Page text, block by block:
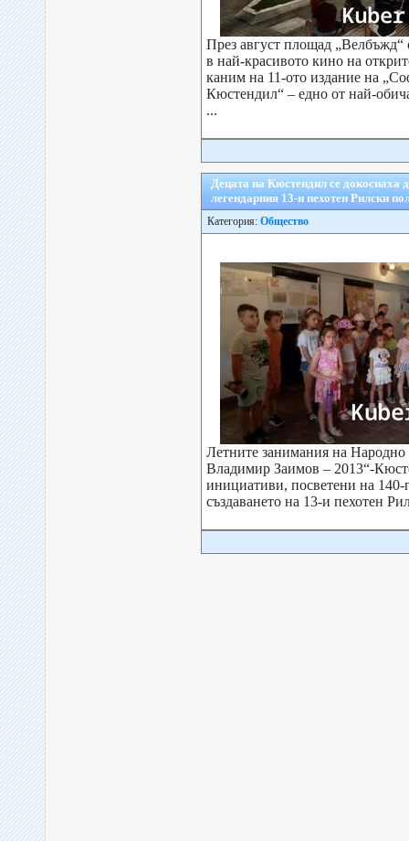
През август площад „Велбъжд“
в най-красивото кино на
каним на 11-ото издание на
Кюстендил“ – едно от най-
...
Децата на Кюстендил се докоснаха
легендарния 13-и пехотен Рилски
Категория: Общество
Летните занимания на Народно
Владимир Заимов – 2013“-
инициативи, посветени на
създаването на 13-и пехотен